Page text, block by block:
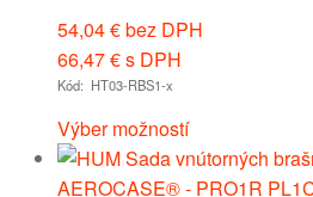
54,04€bez DPH
66,47€s DPH
Kód: HT03-RBS1-x
Výber možností